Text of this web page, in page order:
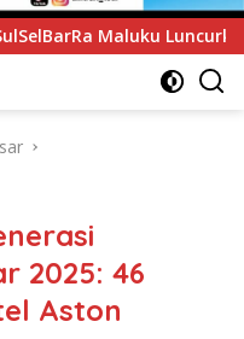
PANDE EMAS untuk
2025: 46
Aston